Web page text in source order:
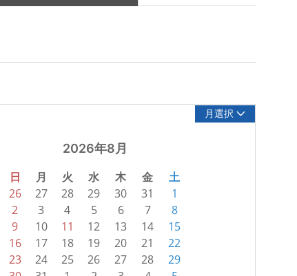
月選択
2026年8月
日 月 火 水 木 金 土
26 27 28 29 30 31
1
2
3 4 5 6 7
8
9
10 11 12 13 14
15
16
17 18 19 20 21
22
23
24 25 26 27 28
29